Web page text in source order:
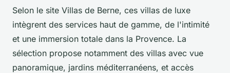
Selon le site Villas de Berne, ces villas de luxe
intègrent des services haut de gamme, de l'intimité
et une immersion totale dans la Provence. La
sélection propose notamment des villas avec vue
panoramique, jardins méditerranéens, et accès